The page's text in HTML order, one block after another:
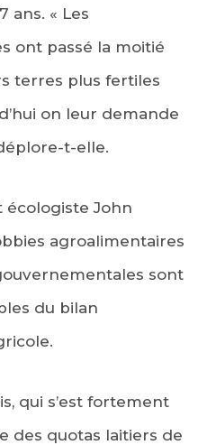
ans. « Les
ont passé la moitié
terres plus fertiles
on leur demande
t-elle.
écologiste John
agroalimentaires
sont
du bilan
qui s’est fortement
des quotas laitiers de